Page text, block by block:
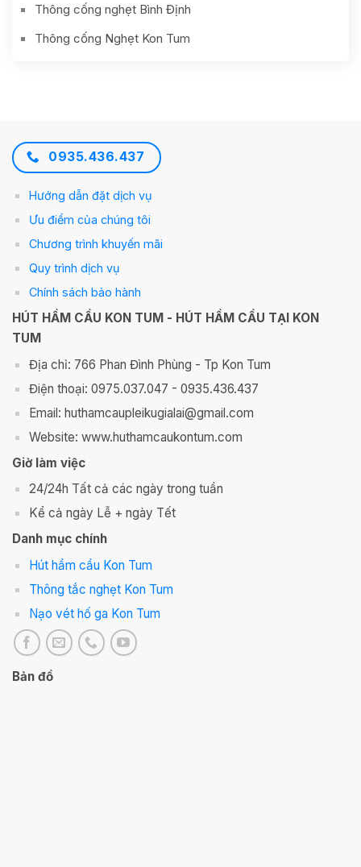
Thông cống nghẹt Bình Định
Thông cống Nghẹt Kon Tum
0935.436.437
Hướng dẫn đặt dịch vụ
Ưu điểm của chúng tôi
Chương trình khuyến mãi
Quy trình dịch vụ
Chính sách bảo hành
HÚT HẦM CẦU KON TUM - HÚT HẦM CẦU TẠI KON
TUM
Địa chỉ: 766 Phan Đình Phùng - Tp Kon Tum
Điện thoại: 0975.037.047 - 0935.436.437
Email: huthamcaupleikugialai@gmail.com
Website: www.huthamcaukontum.com
Giờ làm việc
24/24h Tất cả các ngày trong tuần
Kể cả ngày Lễ + ngày Tết
Danh mục chính
Hút hầm cầu Kon Tum
Thông tắc nghẹt Kon Tum
Nạo vét hố ga Kon Tum
Bản đồ